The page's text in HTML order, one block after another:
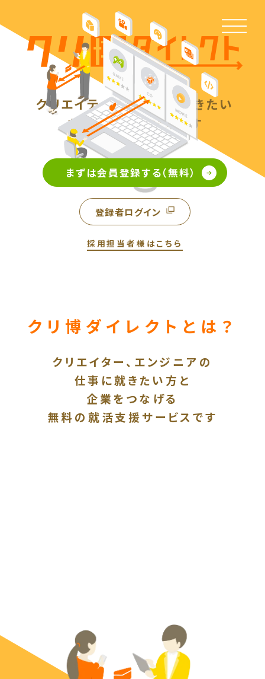
クリエイティブな仕事に就きたい
あなたの夢を叶えます
まずは会員登録する（無料）
登録者ログイン
採用担当者様はこちら
クリ博ダイレクトとは？
クリエイター、エンジニアの
仕事に就きたい方と
企業をつなげる
無料の就活支援サービスです